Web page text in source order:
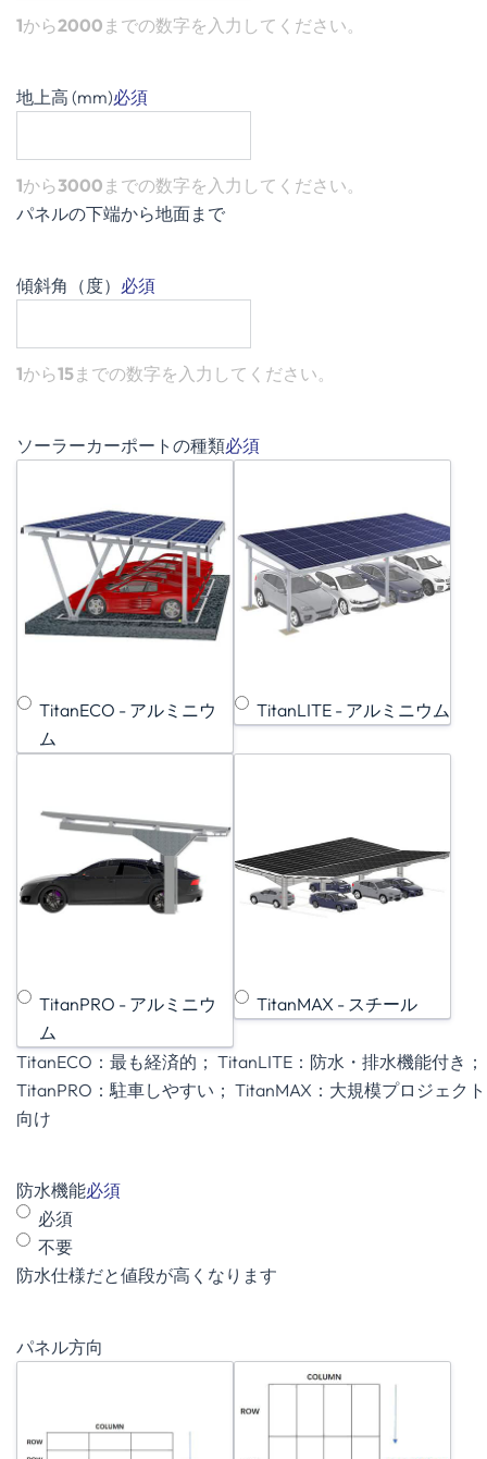
1から2000 までの数字を入力してください。
地上高 (mm)必須
1から3000 までの数字を入力してください。
パネルの下端から地面まで
傾斜角（度） 必須
1から15までの数字を入力してください。
ソーラーカーポートの種類必須
TitanECO - アルミニウ
ム
TitanLITE - アルミニウム
TitanPRO - アルミニウ
ム
TitanMAX - スチール
TitanECO：最も経済的； TitanLITE：防水・排水機能付き；
TitanPRO：駐車しやすい； TitanMAX：大規模プロジェクト
向け
防水機能必須
必須
不要
防水仕様だと値段が高くなります
パネル方向